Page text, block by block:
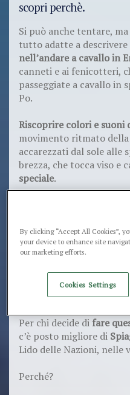
scopri perchè.
Si può anche tentare,
tutto adatte a descrivere
nell’andare a cavallo in
canneti e ai fenicotteri,
passeggiate a cavallo in
Po.
Riscoprire colori e suoni
movimento ritmato
accarezzati dal sole alle
brezza, che tocca viso e
speciale.
Andare a cavallo al
data, sia a chi vuole
l’emozione di una
Il posto ideale
sella
Per chi decide difare
c’è posto migliore di
Lido delle Nazioni, nelle
Perché?
By clicking “Accept All Cookies”,
your device to enhance site
our marketing efforts.
Cookies Settings